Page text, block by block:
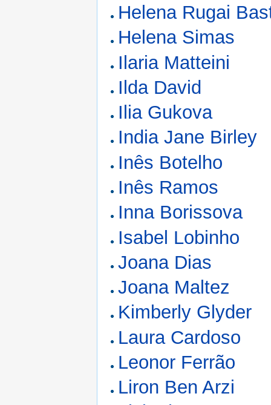
Helena Rugai
Helena Simas
Ilaria Matteini
Ilda David
Ilia Gukova
India Jane Birley
Inês Botelho
Inês Ramos
Inna Borissova
Isabel Lobinho
Joana Dias
Joana Maltez
Kimberly Glyder
Laura Cardoso
Leonor Ferrão
Liron Ben Arzi